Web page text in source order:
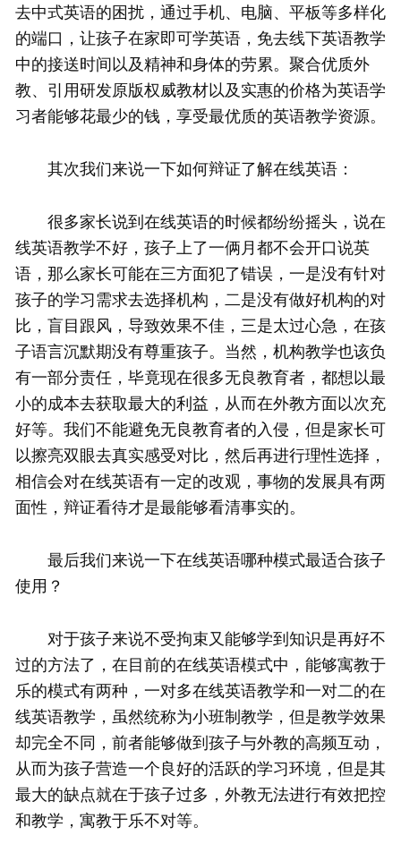
去中式英语的困扰，通过手机、电脑、平板等多样化
的端口，让孩子在家即可学英语，免去线下英语教学
中的接送时间以及精神和身体的劳累。聚合优质外
教、引用研发原版权威教材以及实惠的价格为英语学
习者能够花最少的钱，享受最优质的英语教学资源。
其次我们来说一下如何辩证了解在线英语：
很多家长说到在线英语的时候都纷纷摇头，说在
线英语教学不好，孩子上了一俩月都不会开口说英
语，那么家长可能在三方面犯了错误，一是没有针对
孩子的学习需求去选择机构，二是没有做好机构的对
比，盲目跟风，导致效果不佳，三是太过心急，在孩
子语言沉默期没有尊重孩子。当然，机构教学也该负
有一部分责任，毕竟现在很多无良教育者，都想以最
小的成本去获取最大的利益，从而在外教方面以次充
好等。我们不能避免无良教育者的入侵，但是家长可
以擦亮双眼去真实感受对比，然后再进行理性选择，
相信会对在线英语有一定的改观，事物的发展具有两
面性，辩证看待才是最能够看清事实的。
最后我们来说一下在线英语哪种模式最适合孩子
使用？
对于孩子来说不受拘束又能够学到知识是再好不
过的方法了，在目前的在线英语模式中，能够寓教于
乐的模式有两种，一对多在线英语教学和一对二的在
线英语教学，虽然统称为小班制教学，但是教学效果
却完全不同，前者能够做到孩子与外教的高频互动，
从而为孩子营造一个良好的活跃的学习环境，但是其
最大的缺点就在于孩子过多，外教无法进行有效把控
和教学，寓教于乐不对等。